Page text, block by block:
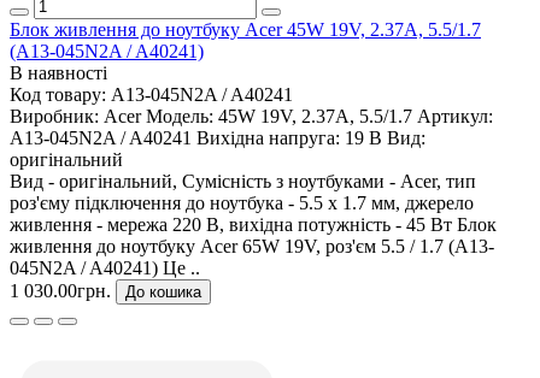
Блок живлення до ноутбуку Acer 45W 19V, 2.37A, 5.5/1.7
(A13-045N2A / A40241)
В наявності
Код товару: A13-045N2A / A40241
Виробник: Acer Модель: 45W 19V, 2.37A, 5.5/1.7 Артикул:
A13-045N2A / A40241 Вихідна напруга: 19 В Вид:
оригінальний
Вид - оригінальний, Сумісність з ноутбуками - Acer, тип
роз'єму підключення до ноутбука - 5.5 x 1.7 мм, джерело
живлення - мережа 220 В, вихідна потужність - 45 Вт Блок
живлення до ноутбуку Acer 65W 19V, роз'єм 5.5 / 1.7 (A13-
045N2A / A40241) Це ..
1 030.00грн.
До кошика